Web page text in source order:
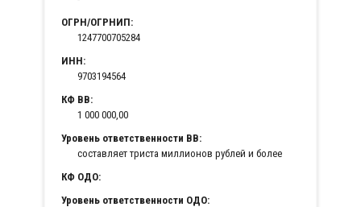
ОГРН/ОГРНИП:
1247700705284
ИНН:
9703194564
КФ ВВ:
1 000 000,00
Уровень ответственности ВВ:
составляет триста миллионов рублей и более
КФ ОДО:
Уровень ответственности ОДО: